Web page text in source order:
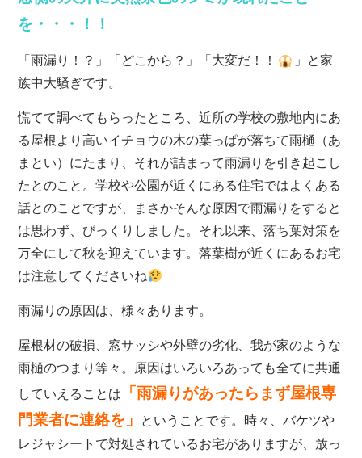
を・・・！！
「雨漏り！？」「どこから？」「大変だ！！
」と家
族中大騒ぎです。
慌てて調べてもらったところ、近所の学校の敷地内にあ
る屋根より高いイチョウの木の葉っぱが落ちて雨樋（あ
まとい）にたまり、それが詰まって雨漏りを引き起こし
たとのこと。学校や公園が近くにある住宅ではよくある
話とのことですが、まさかそんな原因で雨漏りをすると
は思わず、びっくりしました。それ以来、落ち葉対策を
万全にして秋を迎えています。落葉樹が近くにあるお宅
は注意してくださいね
雨漏りの原因は、様々あります。
屋根材の破損、窓サッシや外壁の劣化、我が家のような
雨樋のつまり等々。原因はいろいろあっても全てに共通
していえることは
「雨漏りがあったらまず屋根専
門業者に連絡を」
ということです。時々、バケツや
レジャシートで対処されているお宅がありますが、放っ